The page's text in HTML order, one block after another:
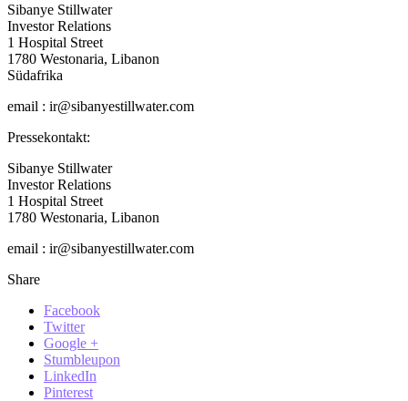
Sibanye Stillwater
Investor Relations
1 Hospital Street
1780 Westonaria, Libanon
Südafrika
email : ir@sibanyestillwater.com
Pressekontakt:
Sibanye Stillwater
Investor Relations
1 Hospital Street
1780 Westonaria, Libanon
email : ir@sibanyestillwater.com
Share
Facebook
Twitter
Google +
Stumbleupon
LinkedIn
Pinterest